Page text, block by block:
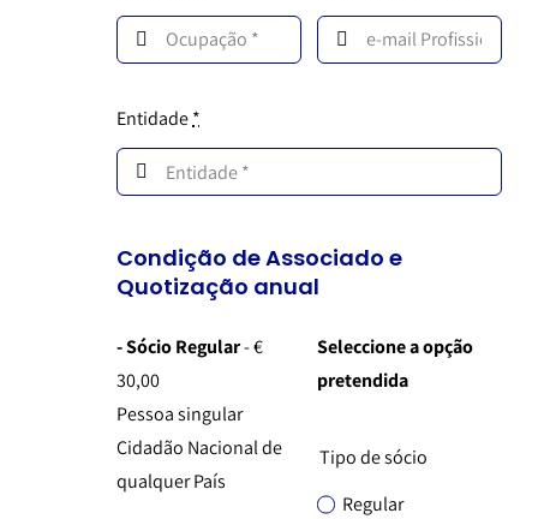
Entidade*
Condição de Associado e
Quotização anual
- Sócio Regular- €
30,00
Pessoa singular
Cidadão Nacional de
qualquerPaís
Seleccione a opção
pretendida
Tipo de sócio
Regular